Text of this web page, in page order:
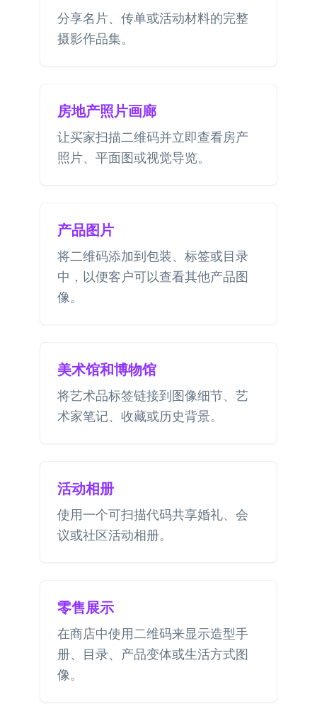
分享名片、传单或活动材料的完整
摄影作品集。
房地产照片画廊
让买家扫描二维码并立即查看房产
照片、平面图或视觉导览。
产品图片
将二维码添加到包装、标签或目录
中，以便客户可以查看其他产品图
像。
美术馆和博物馆
将艺术品标签链接到图像细节、艺
术家笔记、收藏或历史背景。
活动相册
使用一个可扫描代码共享婚礼、会
议或社区活动相册。
零售展示
在商店中使用二维码来显示造型手
册、目录、产品变体或生活方式图
像。